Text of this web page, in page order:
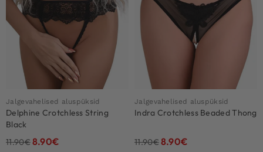
Jalgevahelised aluspüksid
Delphine Crotchless String
Black
11.90€8.90€
Jalgevahelised aluspüksid
Indra Crotchless Beaded Thong
11.90€8.90€